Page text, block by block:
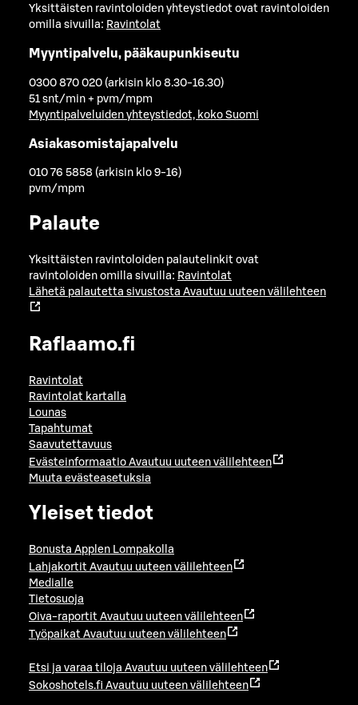
Yksittäisten ravintoloiden yhteystiedot ovat ravintoloiden
omilla sivuilla: Ravintolat
Myyntipalvelu, pääkaupunkiseutu
0300 870 020 (arkisin klo 8.30-16.30)
51 snt/min + pvm/mpm
Myyntipalveluiden yhteystiedot, koko Suomi
Asiakasomistajapalvelu
010 76 5858 (arkisin klo 9-16)
pvm/mpm
Palaute
Yksittäisten ravintoloiden palautelinkit ovat
ravintoloiden omilla sivuilla: Ravintolat
Lähetä palautetta sivustosta Avautuu uuteen välilehteen
Raflaamo.fi
Ravintolat
Ravintolat kartalla
Lounas
Tapahtumat
Saavutettavuus
Evästeinformaatio Avautuu uuteen välilehteen
Muuta evästeasetuksia
Yleiset tiedot
Bonusta Applen Lompakolla
Lahjakortit Avautuu uuteen välilehteen
Medialle
Tietosuoja
Oiva-raportit Avautuu uuteen välilehteen
Työpaikat Avautuu uuteen välilehteen
Etsi ja varaa tiloja Avautuu uuteen välilehteen
Sokoshotels.fi Avautuu uuteen välilehteen